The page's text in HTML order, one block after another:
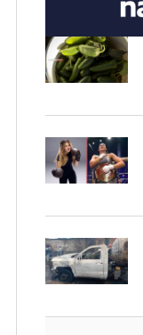
Opens in
Opens in
Opens in